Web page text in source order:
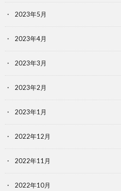
2023年5月
2023年4月
2023年3月
2023年2月
2023年1月
2022年12月
2022年11月
2022年10月